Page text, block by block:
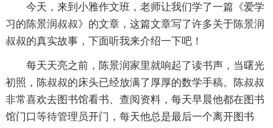
今天，来到小雅作文班，老师让我们学了一篇《爱学
习的陈景润叔叔》的文章，这篇文章写了许多关于陈景润
叔叔的真实故事，下面听我来介绍一下吧！
每天天亮之前，陈景润家里就响起了读书声，当曙光
初照，陈叔叔的床头已经放满了厚厚的数学手稿。陈叔叔
非常喜欢去图书馆看书、查阅资料，每天早晨他都在图书
馆门口等待管理员开门，每天他总是最后一个离开图书